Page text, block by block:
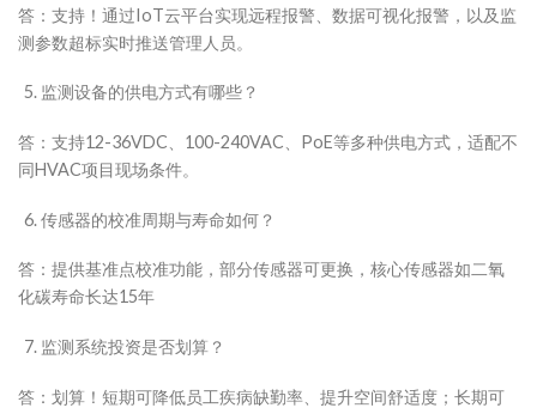
答：支持！通过IoT云平台实现远程报警、数据可视化报警，以及监
测参数超标实时推送管理人员。
监测设备的供电方式有哪些？
答：支持12-36VDC、100-240VAC、PoE等多种供电方式，适配不
同HVAC项目现场条件。
传感器的校准周期与寿命如何？
答：提供基准点校准功能，部分传感器可更换，核心传感器如二氧
化碳寿命长达15年
监测系统投资是否划算？
答：划算！短期可降低员工疾病缺勤率、提升空间舒适度；长期可